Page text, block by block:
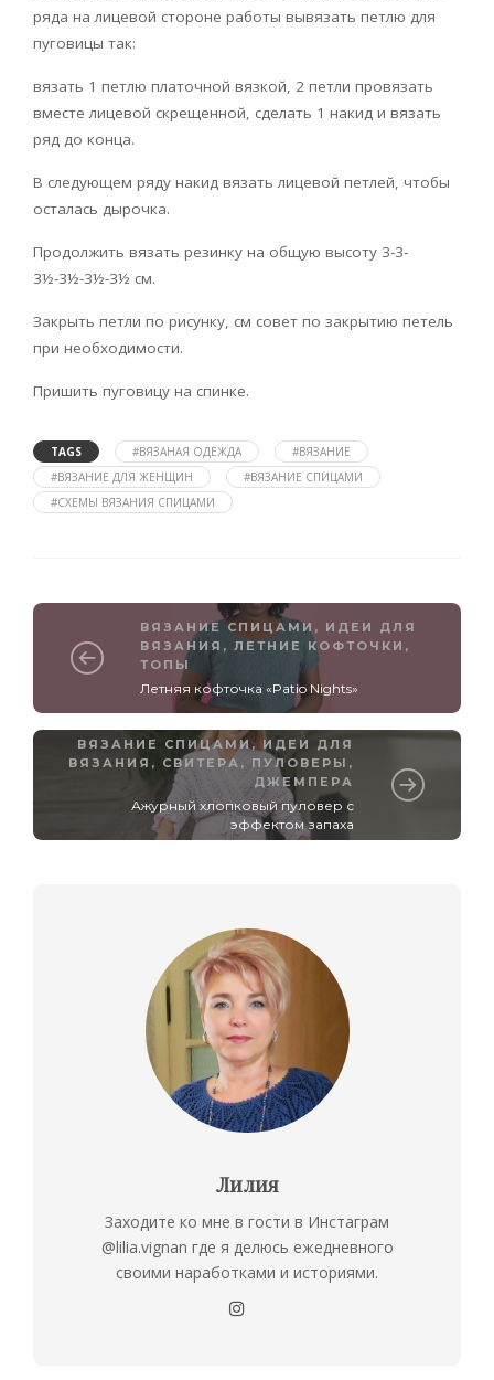
ряда на лицевой стороне работы вывязать петлю для
пуговицы так:
вязать 1 петлю платочной вязкой, 2 петли провязать
вместе лицевой скрещенной, сделать 1 накид и вязать
ряд до конца.
В следующем ряду накид вязать лицевой петлей, чтобы
осталась дырочка.
Продолжить вязать резинку на общую высоту 3-3-
3½-3½-3½-3½ см.
Закрыть петли по рисунку, см совет по закрытию петель
при необходимости.
Пришить пуговицу на спинке.
TAGS #ВЯЗАНАЯ ОДЕЖДА
#ВЯЗАНИЕ
#ВЯЗАНИЕ ДЛЯ ЖЕНЩИН
#ВЯЗАНИЕ СПИЦАМИ
#СХЕМЫ ВЯЗАНИЯ СПИЦАМИ
ВЯЗАНИЕ СПИЦАМИ , ИДЕИ ДЛЯ
ВЯЗАНИЯ , ЛЕТНИЕ КОФТОЧКИ,
ТОПЫ
Летняя кофточка «Patio Nights»
ВЯЗАНИЕ СПИЦАМИ, ИДЕИ ДЛЯ
ВЯЗАНИЯ , СВИТЕРА, ПУЛОВЕРЫ,
ДЖЕМПЕРА
Ажурный хлопковый пуловер с
эффектом запаха
Лилия
Заходите ко мне в гости в Инстаграм
@lilia.vignan где я делюсь ежедневного
своими наработками и историями.